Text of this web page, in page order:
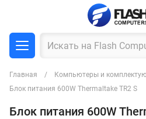
Главная Компьютеры и
Блок питания 600W Thermaltake TR2 S
Блок питания 600W